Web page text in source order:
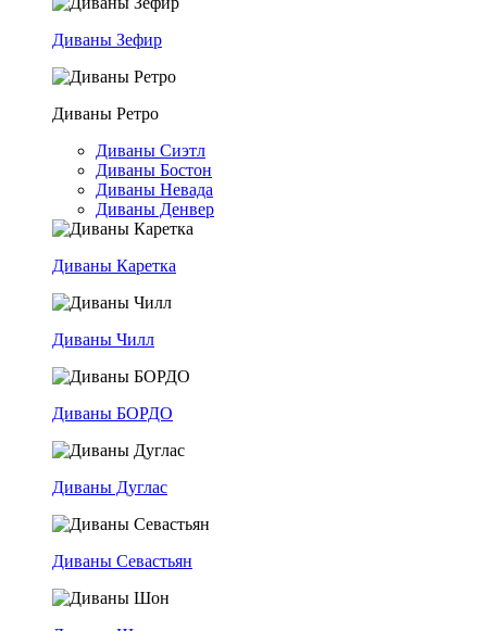
Диваны Зефир
Диваны Ретро
Диваны Сиэтл
Диваны Бостон
Диваны Невада
Диваны Денвер
Диваны Каретка
Диваны Чилл
Диваны БОРДО
Диваны Дуглас
Диваны Севастьян